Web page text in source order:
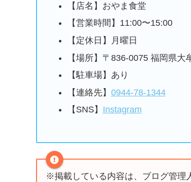
【店名】おやま食堂
【営業時間】11:00〜15:00
【定休日】月曜日
【場所】〒836-0075 福岡県
【駐車場】あり
【連絡先】 0944-78-1344
【SNS】 Instagram
※掲載している内容は、ブログ管理